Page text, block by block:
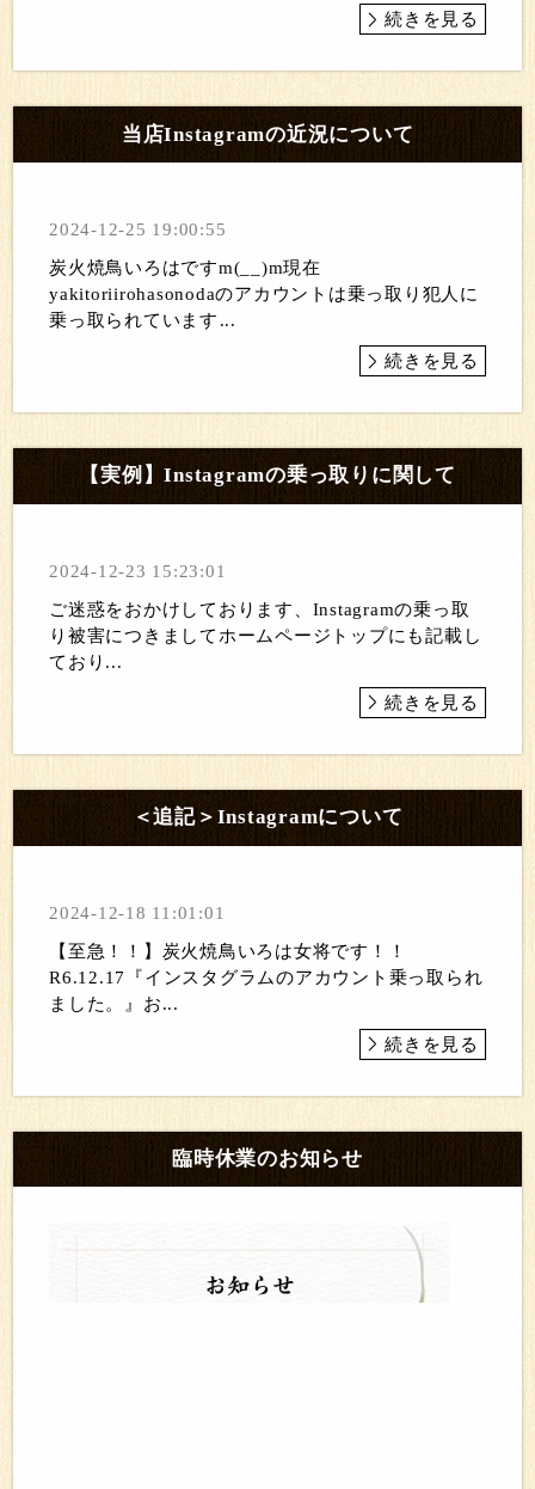
続きを見る
当店Instagramの近況について
2024-12-25 19:00:55
炭火焼鳥いろはですm(__)m現在
yakitoriirohasonodaのアカウントは乗っ取り犯人に
乗っ取られています...
続きを見る
【実例】Instagramの乗っ取りに関して
2024-12-23 15:23:01
ご迷惑をおかけしております、Instagramの乗っ取
り被害につきましてホームページトップにも記載し
ており...
続きを見る
＜追記＞Instagramについて
2024-12-18 11:01:01
【至急！！】炭火焼鳥いろは女将です！！
R6.12.17『インスタグラムのアカウント乗っ取られ
ました。』お...
続きを見る
臨時休業のお知らせ